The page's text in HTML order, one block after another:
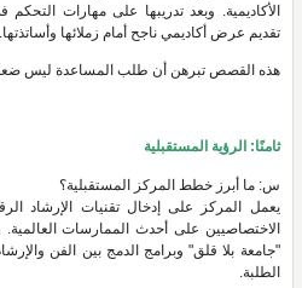
الأكاديمية. وبعد تدريبها على مهارات
تقديم عرض أكاديمي ناجح أمام زملائها وأساتذتها.
هذه القصص تبرهن أن طلب المساعدة ليس
ثامنًا: الرؤية المستقبلية
س: ما أبرز خطط المركز المستقبلية؟
يعمل المركز على إدخال تقنيات الإرشاد
الاختصاصيين على أحدث الممارسات
"جامعة بلا قلق" وبرامج الدمج بين الفن
الطلبة.